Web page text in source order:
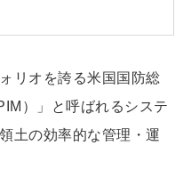
リオを誇る米国国防総
）」と呼ばれるシステ
土の効率的な管理・運